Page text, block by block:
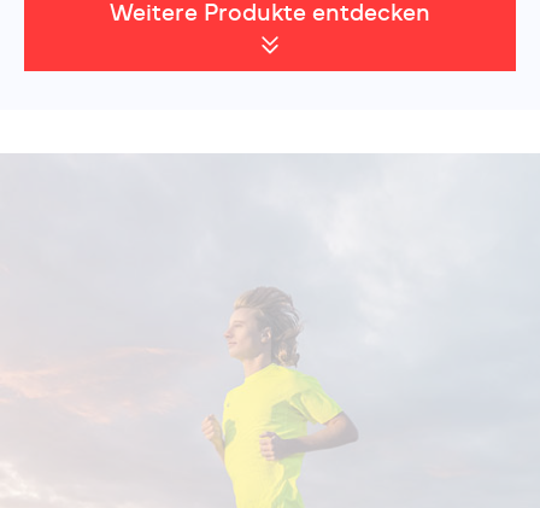
Weitere Produkte entdecken